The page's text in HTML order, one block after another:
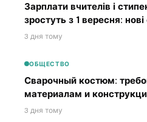
Зарплати вчителів і
зростуть з 1 вересня:
3 дня тому
ОБЩЕСТВО
Сварочный костюм:
материалам и
3 дня тому